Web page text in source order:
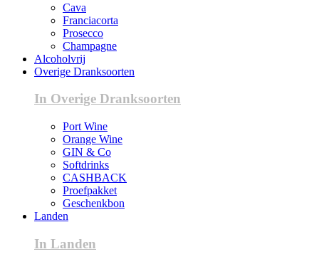
Cava
Franciacorta
Prosecco
Champagne
Alcoholvrij
Overige Dranksoorten
In Overige Dranksoorten
Port Wine
Orange Wine
GIN & Co
Softdrinks
CASHBACK
Proefpakket
Geschenkbon
Landen
In Landen